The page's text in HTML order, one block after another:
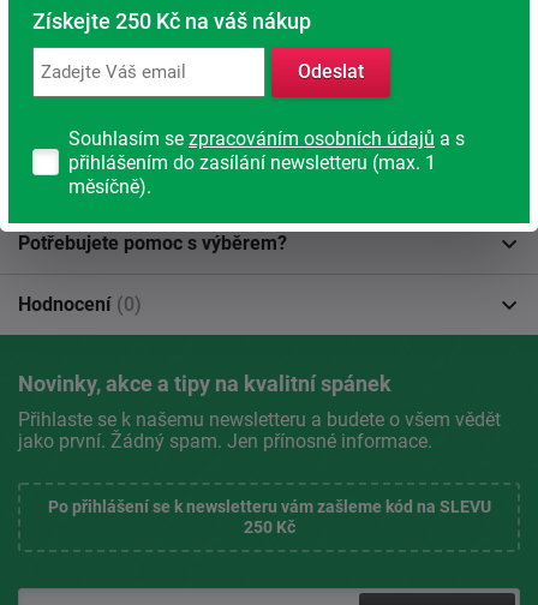
Produkt se nachází v kategoriích:
Parametry
Potřebujete pomoc s výběrem?
Hodnocení (0)
Novinky, akce a tipy na kvalitní spánek
Přihlaste se k našemu newsletteru a budete o všem vědět
jako první. Žádný spam. Jen přínosné informace.
Po přihlášení se k newsletteru vám zašleme kód na SLEVU
250 Kč
Získejte 250 Kč na váš nákup
Odeslat
Souhlasím se zpracováním osobních údajů a s
přihlášením do zasílání newsletteru (max. 1
měsíčně).